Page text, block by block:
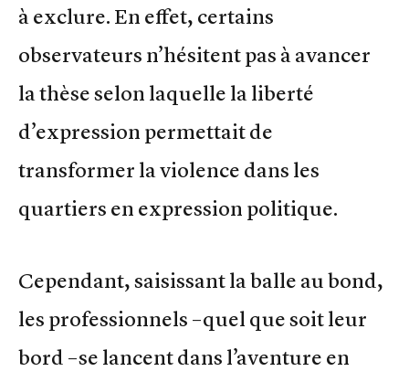
à exclure. En effet, certains
observateurs n’hésitent pas à avancer
la thèse selon laquelle la liberté
d’expression permettait de
transformer la violence dans les
quartiers en expression politique.
Cependant, saisissant la balle au bond,
les professionnels –quel que soit leur
bord –se lancent dans l’aventure en